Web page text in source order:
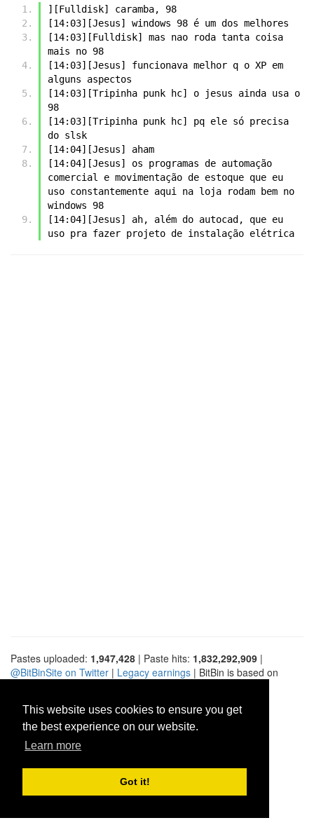
This website uses cookies to ensure you get
the best experience on our website.
Learn more
Got it!
][Fulldisk] caramba, 98
[14:03][Jesus] windows 98 é um dos melhores
[14:03][Fulldisk] mas nao roda tanta coisa
mais no 98
[14:03][Jesus] funcionava melhor q o XP em
alguns aspectos
[14:03][Tripinha punk hc] o jesus ainda usa o
98
[14:03][Tripinha punk hc] pq ele só precisa
do slsk
[14:04][Jesus] aham
[14:04][Jesus] os programas de automação
comercial e movimentação de estoque que eu
uso constantemente aqui na loja rodam bem no
windows 98
[14:04][Jesus] ah, além do autocad, que eu
uso pra fazer projeto de instalação elétrica
Pastes uploaded: 1,947,428 | Paste hits: 1,832,292,909 |
@BitBinSite on Twitter | Legacy earnings | BitBin is based on